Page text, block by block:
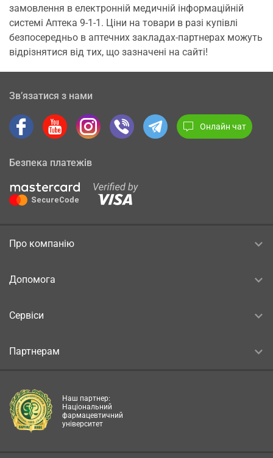
замовлення в електронній медичній інформаційній
системі Аптека 9-1-1. Ціни на товари в разі купівлі
безпосередньо в аптечних закладах-партнерах можуть
відрізнятися від тих, що зазначені на сайті!
Зв’язатися з нами
Онлайн чат
Безпека платежів
Про компанію
Допомога
Сервіси
Партнерам
Наш партнер:
Національний
фармацевтичний
університет